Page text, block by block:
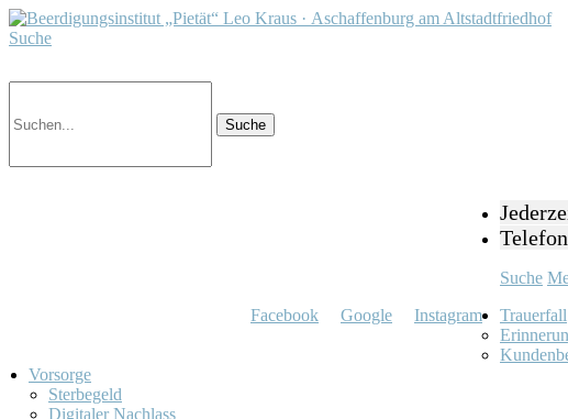
Suche
Facebook Google Instagram
Suche
Trauerfall
Vorsorge
Sterbegeld
Digitaler Nachlass